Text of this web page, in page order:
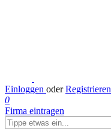
Einloggen oder Registrieren
0
Firma eintragen